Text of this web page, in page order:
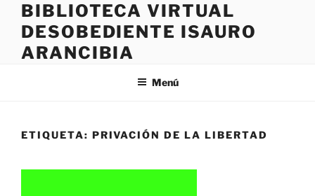
BIBLIOTECA VIRTUAL
DESOBEDIENTE ISAURO
ARANCIBIA
Menú
ETIQUETA: PRIVACIÓN DE LA LIBERTAD